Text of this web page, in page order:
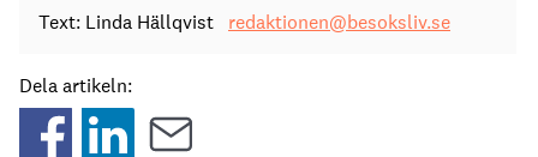
Text: Linda Hällqvist redaktionen@besoksliv.se
Dela artikeln: